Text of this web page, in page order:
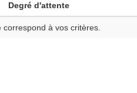
Degré d'attente
correspond à vos critères.